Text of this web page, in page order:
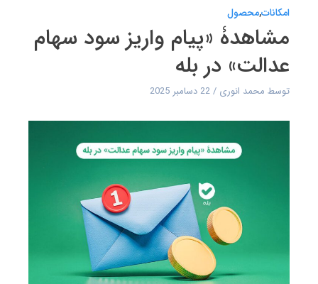
امکانات,محصول
مشاهدۀ «پیام واریز سود سهام
عدالت» در بله
توسط محمد انوری 22 دسامبر 2025